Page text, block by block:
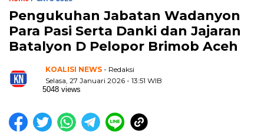
Pengukuhan Jabatan Wadanyon
Para Pasi Serta Danki dan Jajaran
Batalyon D Pelopor Brimob Aceh
KOALISI NEWS - Redaksi
Selasa, 27 Januari 2026 - 13:51 WIB
5048 views